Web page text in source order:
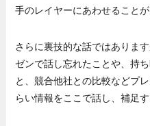
手のレイヤーにあわせることが
さらに裏技的な話ではありま
ゼンで話し忘れたことや、持
と、競合他社との比較などプ
らい情報をここで話し、補足